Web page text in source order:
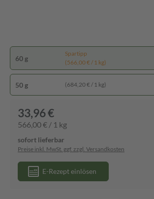
60 g
Spartipp
(566,00 € / 1 kg)
50 g (684,20 € / 1 kg)
33,96 €
566,00 € / 1 kg
sofort lieferbar
Preise inkl. MwSt. ggf. zzgl. Versandkosten
E-Rezept einlösen